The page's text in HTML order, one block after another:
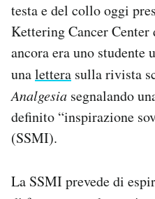
testa e del collo oggi
Kettering Cancer
ancora era uno
unalettera sulla rivista
Analgesia segnalando
definito “inspirazione
(SSMI).
La SSMI prevede di